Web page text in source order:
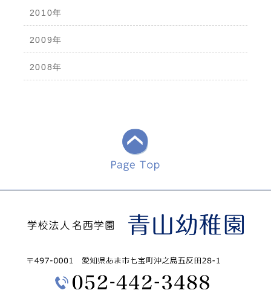
2010年
2009年
2008年